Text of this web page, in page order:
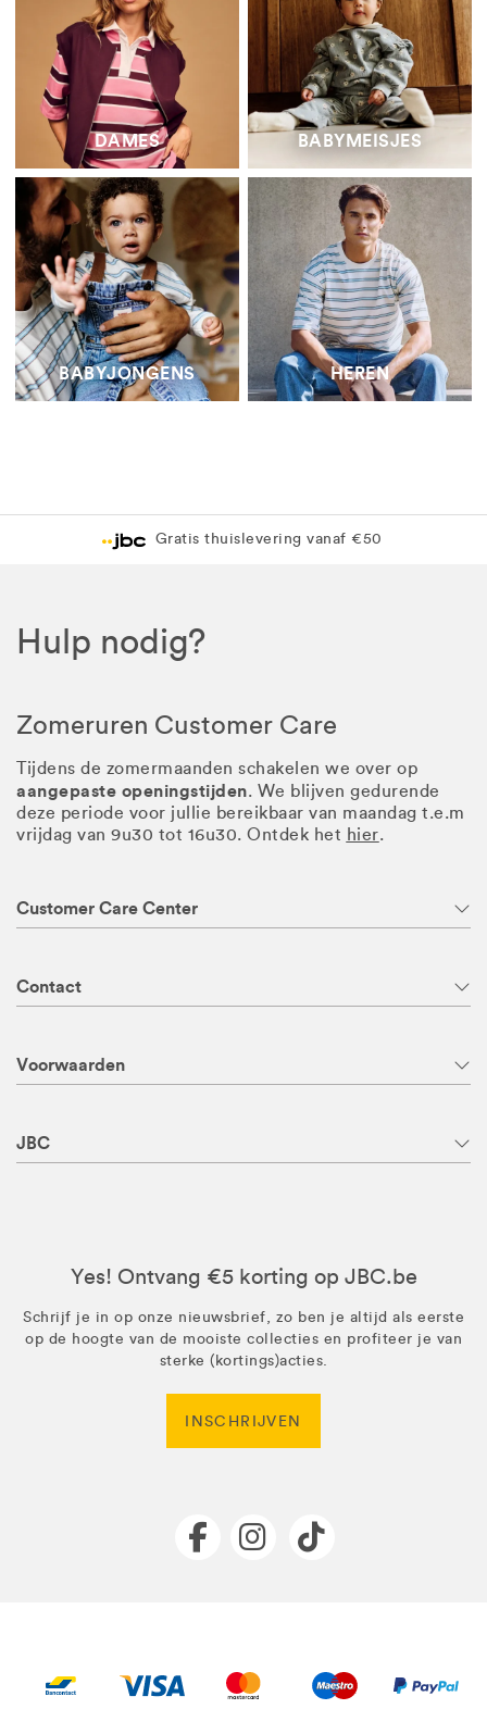
DAMES BABYMEISJES
BABYJONGENS HEREN
Gratis thuislevering vanaf €50
Hulp nodig?
Zomeruren Customer Care
Tijdens de zomermaanden schakelen we over op
aangepaste openingstijden. We blijven gedurende
deze periode voor jullie bereikbaar van maandag t.e.m
vrijdag van 9u30 tot 16u30. Ontdek het hier.
Customer Care Center
Contact
Voorwaarden
JBC
Yes! Ontvang €5 korting op JBC.be
Schrijf je in op onze nieuwsbrief, zo ben je altijd als eerste
op de hoogte van de mooiste collecties en profiteer je van
sterke (kortings)acties.
INSCHRIJVEN